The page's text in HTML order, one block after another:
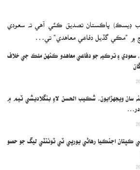
ڊيسڪ) پاڪستان تصديق ڪئي آهي ته سعودي
۾ ”مڪي گڏيل دفاعي معاهدي“ تي…
سعودي ۽ ترڪيه جو دفاعي معاهدو ڪنهن ملڪ جي خلاف
سان ويجهڙايون، شڪيب الحسن لاءِ بنگلاديشي ٽيم ۾
در…
ڪپتان اجنڪيا رهاڻي يورپي ٽي ٽوئنٽي ليگ جو حصو